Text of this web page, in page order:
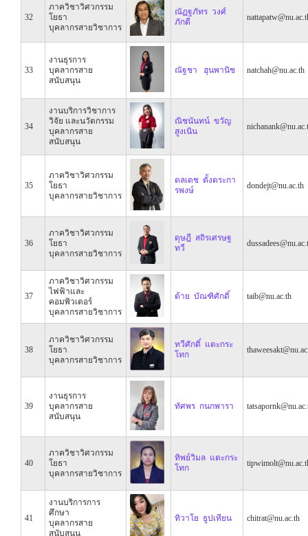
32
ภาควิชาวิศวกรรม
โยธา
บุคลากรสายวิชาการ
ณัฏฐภัทร วงศ์
ภักดี
33
งานธุรการ
บุคลากรสาย
สนับสนุน
ณัฐชา ฮุนพานิช natchah@nu.ac.th
34
งานบริการวิชาการ
วิจัย และนวัตกรรม
บุคลากรสาย
สนับสนุน
ณิชนันทน์ ขวัญ
สูงเนิน
35
ภาควิชาวิศวกรรม
โยธา
บุคลากรสายวิชาการ
ดลเดช ตั้งตระกา
รพงษ์
dondejt@nu.ac.th
36
ภาควิชาวิศวกรรม
โยธา
บุคลากรสายวิชาการ
ดุษฎี สถิรเศรษฐ
ทวี
37
ภาควิชาวิศวกรรม
ไฟฟ้าและ
คอมพิวเตอร์
บุคลากรสายวิชาการ
ต้าย บัณฑิศักดิ์ taib@nu.ac.th
38
ภาควิชาวิศวกรรม
โยธา
บุคลากรสายวิชาการ
ทวีศักดิ์ แตะกระ
โทก
39
งานธุรการ
บุคลากรสาย
สนับสนุน
ทัศพร กนกพารา
40
ภาควิชาวิศวกรรม
โยธา
บุคลากรสายวิชาการ
ทิพย์วิมล แตะกระ
โทก
41
งานบริการการ
ศึกษา
บุคลากรสาย
สนับสนุน
ทิวาโย ธูปเทียน chitrat@nu.ac.th